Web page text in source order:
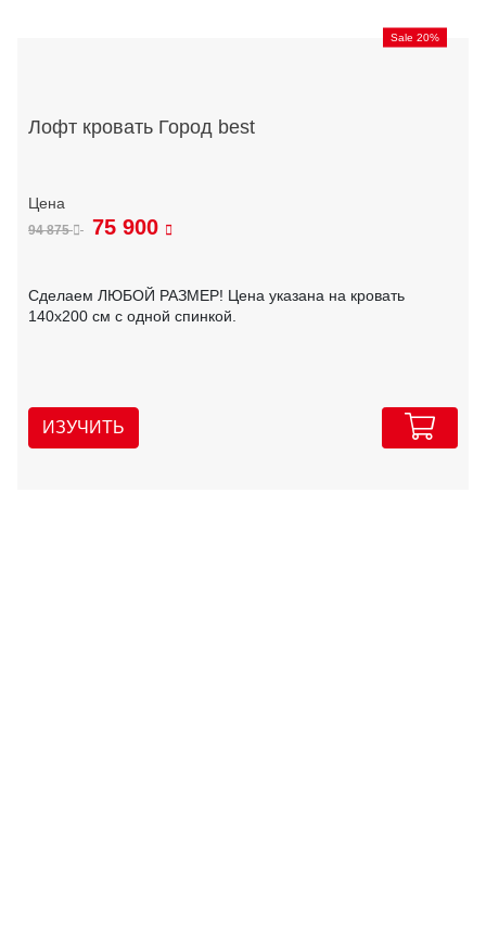
Sale 20%
Лофт кровать Город best
94 875 75 900
Сделаем ЛЮБОЙ РАЗМЕР! Цена указана на кровать
140х200 см с одной спинкой.
ИЗУЧИТЬ